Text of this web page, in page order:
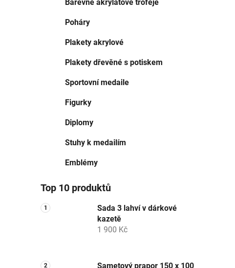
Barevné akrylátové trofeje
Poháry
Plakety akrylové
Plakety dřevěné s potiskem
Sportovní medaile
Figurky
Diplomy
Stuhy k medailím
Emblémy
Top 10 produktů
Sada 3 lahví v dárkové
kazetě
1 900 Kč
Sametový prapor 150 x 100